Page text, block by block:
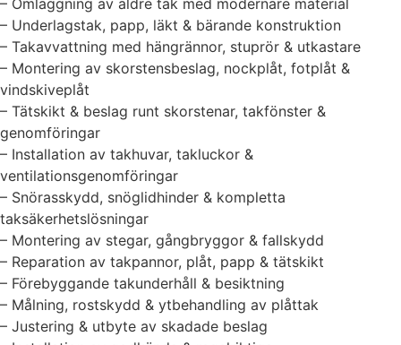
– Underlagstak, papp, läkt & bärande konstruktion
– Takavvattning med hängrännor, stuprör & utkastare
– Montering av skorstensbeslag, nockplåt, fotplåt &
vindskiveplåt
– Tätskikt & beslag runt skorstenar, takfönster &
genomföringar
– Installation av takhuvar, takluckor &
ventilationsgenomföringar
– Snörasskydd, snöglidhinder & kompletta
taksäkerhetslösningar
– Montering av stegar, gångbryggor & fallskydd
– Reparation av takpannor, plåt, papp & tätskikt
– Förebyggande takunderhåll & besiktning
– Målning, rostskydd & ytbehandling av plåttak
– Justering & utbyte av skadade beslag